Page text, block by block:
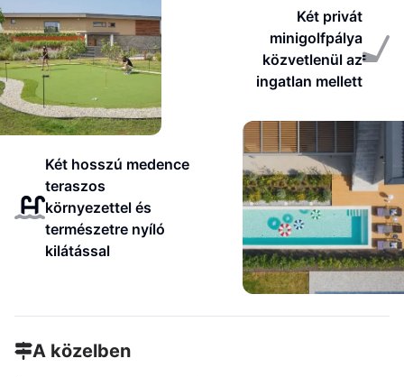
Két privát
minigolfpálya
közvetlenül az
ingatlan mellett
Két hosszú medence
teraszos
környezettel és
természetre nyíló
kilátással
A közelben